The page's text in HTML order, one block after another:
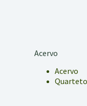
Acervo
Acervo